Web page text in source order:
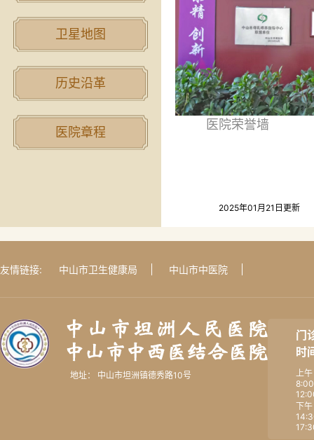
卫星地图
历史沿革
医院章程
医院荣誉墙
2025年01月21日更新
友情链接: 中山市卫生健康局 中山市中医院
地址： 中山市坦洲镇德秀路10号
门
时
上午
下午